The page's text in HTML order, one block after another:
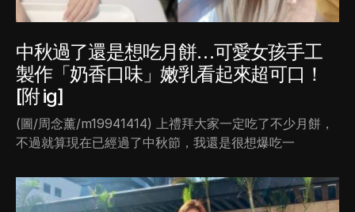
中秋過了還是想吃月餅…可愛女孩手工
製作「奶香口味」嫩乳看起來超可口！
[附 ig]
(圖/周念薰/m19941414) 上禮拜大家一定吃了不少月餅，
不過就算現在已經過了中秋節，我還是很想爆吃一